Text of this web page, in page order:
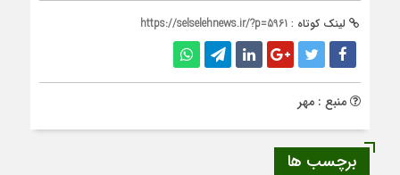
لینک کوتاه : https://selselehnews.ir/?p=5961
منبع : مهر
برچسب ها